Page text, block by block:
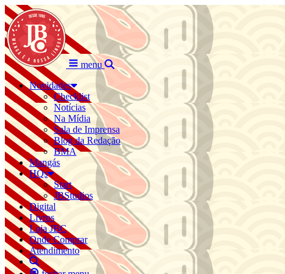
menu
Novidades
Checklist
Notícias
Na Mídia
Sala de Imprensa
Blog da Redação
BMA
Mangás
HQs
Start
JBStudios
Digital
Livros
Loja JBC
Onde Comprar
Atendimento